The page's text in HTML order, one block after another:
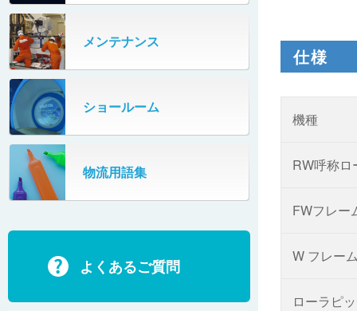
PZC150・PZC110
DHC350
667
SR802
ECD500A・ECD800・ECD1500
ECD2700
BD200・BD1000
フローラック自動補充装置
牛乳パック自動投入装置
ターンコンベヤ
マルチレーンダイバータ®
カーゴタイザ
メンテナンス
ショールーム
物流用語集
よくあるご質問
仕様
機種
RW呼称ロ
FWフレー
W フレー
ローラピ